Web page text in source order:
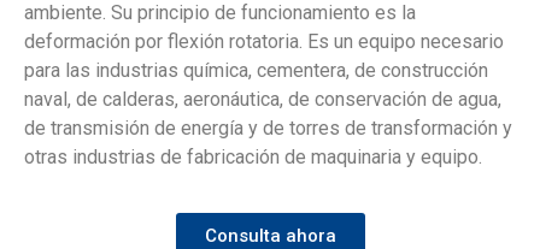
ambiente. Su principio de funcionamiento es la
deformación por flexión rotatoria. Es un equipo necesario
para las industrias química, cementera, de construcción
naval, de calderas, aeronáutica, de conservación de agua,
de transmisión de energía y de torres de transformación y
otras industrias de fabricación de maquinaria y equipo.
Consulta ahora